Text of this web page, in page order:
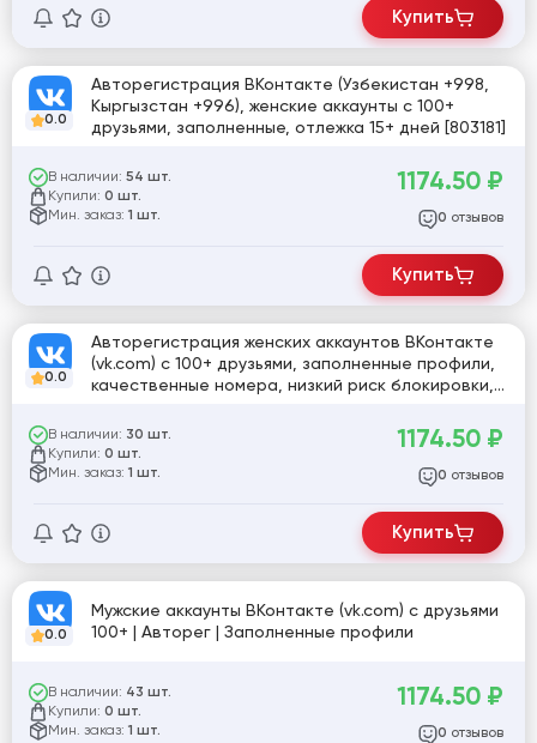
Купить
0.0
Авторегистрация ВКонтакте (Узбекистан +998,
Кыргызстан +996), женские аккаунты с 100+
друзьями, заполненные, отлежка 15+ дней [803181]
В наличии: 54 шт.
Купили: 0 шт.
Мин. заказ: 1 шт.
1174.50 ₽
0 отзывов
Купить
0.0
Авторегистрация женских аккаунтов ВКонтакте
(vk.com) с 100+ друзьями, заполненные профили,
качественные номера, низкий риск блокировки,
В наличии: 30 шт.
Купили: 0 шт.
Мин. заказ: 1 шт.
1174.50 ₽
0 отзывов
Купить
0.0
Мужские аккаунты ВКонтакте (vk.com) с друзьями
100+ | Авторег | Заполненные профили
В наличии: 43 шт.
Купили: 0 шт.
Мин. заказ: 1 шт.
1174.50 ₽
0 отзывов